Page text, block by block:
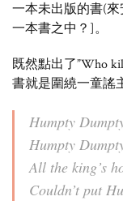
一本未出版的書(
一本書之中？]。
既然點出了”Who
書就是圍繞一童謠
Humpty
Humpty
All the king’s
Couldn’t put